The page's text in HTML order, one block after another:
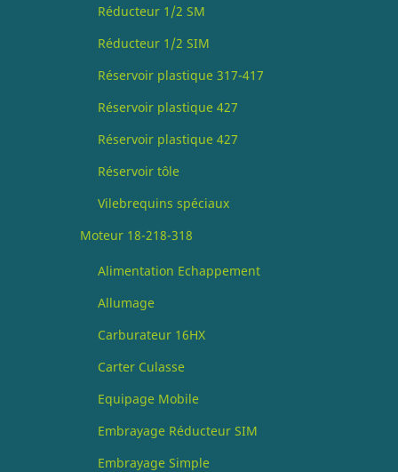
Réducteur 1/2 SM
Réducteur 1/2 SIM
Réservoir plastique 317-417
Réservoir plastique 427
Réservoir plastique 427
Réservoir tôle
Vilebrequins spéciaux
Moteur 18-218-318
Alimentation Echappement
Allumage
Carburateur 16HX
Carter Culasse
Equipage Mobile
Embrayage Réducteur SIM
Embrayage Simple